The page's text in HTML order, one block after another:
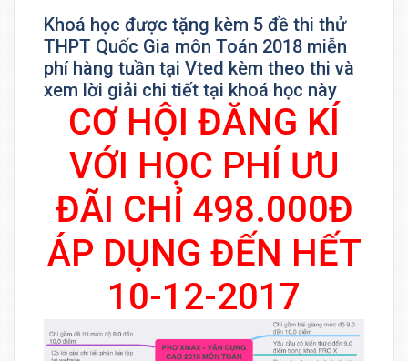
Khoá học được tặng kèm 5 đề thi thử
THPT Quốc Gia môn Toán 2018 miễn
phí hàng tuần tại Vted kèm theo thi và
xem lời giải chi tiết tại khoá học này
CƠ HỘI ĐĂNG KÍ
VỚI HỌC PHÍ ƯU
ĐÃI CHỈ 498.000Đ
ÁP DỤNG ĐẾN HẾT
10-12-2017